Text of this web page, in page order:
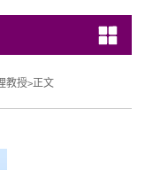
教授>正文